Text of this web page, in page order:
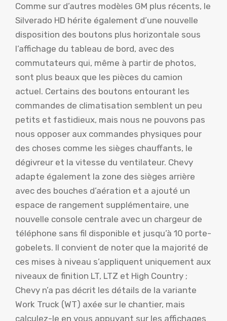
Comme sur d’autres modèles GM plus récents, le
Silverado HD hérite également d’une nouvelle
disposition des boutons plus horizontale sous
l’affichage du tableau de bord, avec des
commutateurs qui, même à partir de photos,
sont plus beaux que les pièces du camion
actuel. Certains des boutons entourant les
commandes de climatisation semblent un peu
petits et fastidieux, mais nous ne pouvons pas
nous opposer aux commandes physiques pour
des choses comme les sièges chauffants, le
dégivreur et la vitesse du ventilateur. Chevy
adapte également la zone des sièges arrière
avec des bouches d’aération et a ajouté un
espace de rangement supplémentaire, une
nouvelle console centrale avec un chargeur de
téléphone sans fil disponible et jusqu’à 10 porte-
gobelets. Il convient de noter que la majorité de
ces mises à niveau s’appliquent uniquement aux
niveaux de finition LT, LTZ et High Country ;
Chevy n’a pas décrit les détails de la variante
Work Truck (WT) axée sur le chantier, mais
calculez-le en vous appuyant sur les affichages